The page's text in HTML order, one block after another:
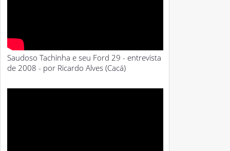
Saudoso Tachinha e seu Ford 29 - entrevista
de 2008 - por Ricardo Alves (Cacá)